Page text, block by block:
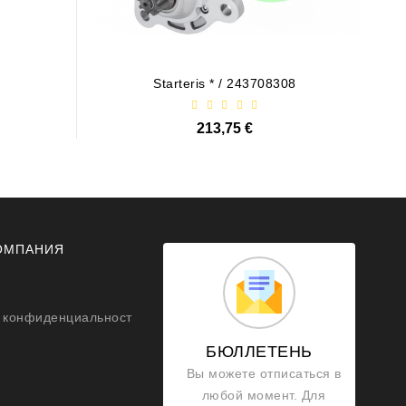
Starteris * / 243708308
213,75 €
БЮЛЛЕТЕНЬ
Вы можете отписаться в
любой момент. Для